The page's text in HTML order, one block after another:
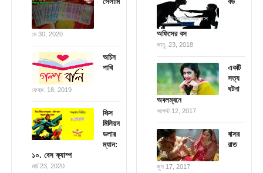
মে 30, 2020
অচিন
পাখি
ফেব্রু. 18, 2019
সিক্স
মিলিয়ন
ডলার
ম্যান:
১০. বেস ক্যাম্প
মার্চ 23, 2020
অফিসের বস
জানু. 23, 2018
একটি
সত্য
ঘটনা
অবলম্বনে
আগস্ট 12, 2017
বাসর
রাত
জুন 17, 2017